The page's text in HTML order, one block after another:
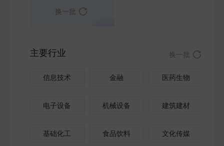
换一批
主要行业 换一批
信息技术 金融 医药生物
电子设备 机械设备 建筑建材
基础化工 食品饮料 文化传媒